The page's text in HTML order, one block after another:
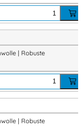
jeder Bewegung.
| Robuste
| Robuste